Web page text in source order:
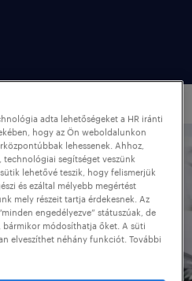
adta lehetőségeket a HR iránti
hogy az Ön weboldalunkon
lehessenek. Ahhoz,
segítséget veszünk
lehetővé teszik, hogy felismerjük
és ezáltal mélyebb megértést
mely részeit tartja érdekesnek. Az
engedélyezve” státuszúak, de
bármikor módosíthatja őket. A süti
elveszíthet néhány funkciót. További